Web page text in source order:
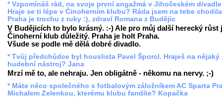
* Vzpomínáš rád, na svoje první angažmá v Jihočeském
Hraje se ti lépe v Činoherním klubu? Ráda jsem na tebe
Praha je trochu z ruky :), zdraví Romana z Budějic
V Budějicích to bylo krásný. :-) Ale pro můj další herecký růst
Činoherní klub důležitý. Praha je holt Praha.
Všude se podle mě dělá dobré divadlo.
* Tvůj předchůdce byl houslista Pavel Šporcl. Hraješ na nějaký
hudební nástroj? Jana
Mrzí mě to, ale nehraju. Jen obligátně - někomu na nervy. ;-)
* Máte něco společného s fotbalovým záložníkem AC Sparta
Michalem Zelenkou, kterému klubu fandíte? Kopačka